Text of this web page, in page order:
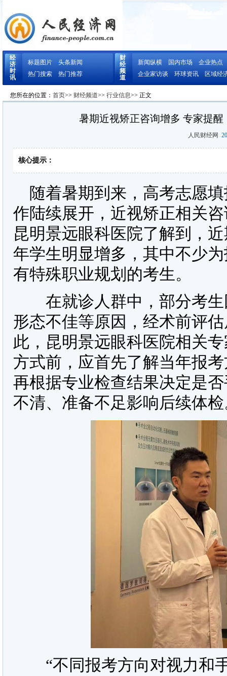
经
济
时
讯
标题图片
头条新闻
热门搜索
热门推荐
财
经
频
道
新闻纵横 国内市场
企业热点
企业家访谈
环球资讯 区域经
您所在的位置： 首页>> 财经频道>> 行业信息>> 正文
暑期近视矫正咨询增多 专家提
人民财经网
核心提示：
随着暑期到来，高考志愿
作陆续展开，近视矫正相关
昆明景远眼科医院了解到，
年学生明显增多，其中不少
有特殊职业规划的考生。
在就诊人群中，部分考生
形态不佳等原因，经术前评
此，昆明景远眼科医院相关
方式前，应首先了解当年报
再根据专业检查结果决定是
不清、准备不足影响后续体
“不同报考方向对视力和手